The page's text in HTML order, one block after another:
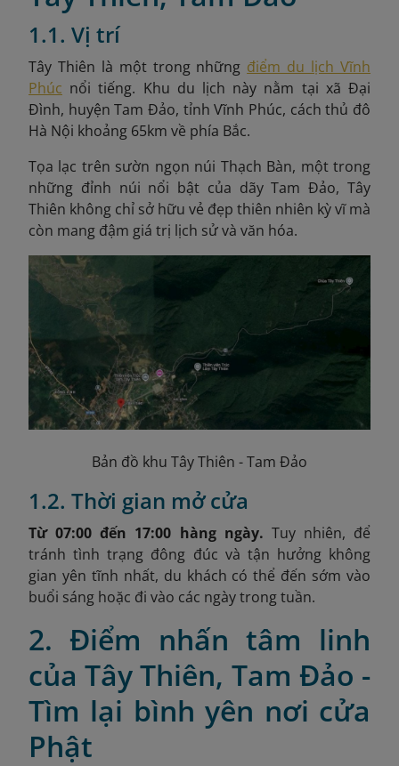
1.1. Vị trí
Tây Thiên là một trong những điểm du lịch Vĩnh
Phúc nổi tiếng. Khu du lịch này nằm tại xã Đại
Đình, huyện Tam Đảo, tỉnh Vĩnh Phúc, cách thủ đô
Hà Nội khoảng 65km về phía Bắc.
Tọa lạc trên sườn ngọn núi Thạch Bàn, một trong
những đỉnh núi nổi bật của dãy Tam Đảo, Tây
Thiên không chỉ sở hữu vẻ đẹp thiên nhiên kỳ vĩ mà
còn mang đậm giá trị lịch sử và văn hóa.
Bản đồ khu Tây Thiên - Tam Đảo
1.2. Thời gian mở cửa
Từ 07:00 đến 17:00 hàng ngày. Tuy nhiên, để
tránh tình trạng đông đúc và tận hưởng không
gian yên tĩnh nhất, du khách có thể đến sớm vào
buổi sáng hoặc đi vào các ngày trong tuần.
2. Điểm nhấn tâm linh
của Tây Thiên, Tam Đảo -
Tìm lại bình yên nơi cửa
Phật